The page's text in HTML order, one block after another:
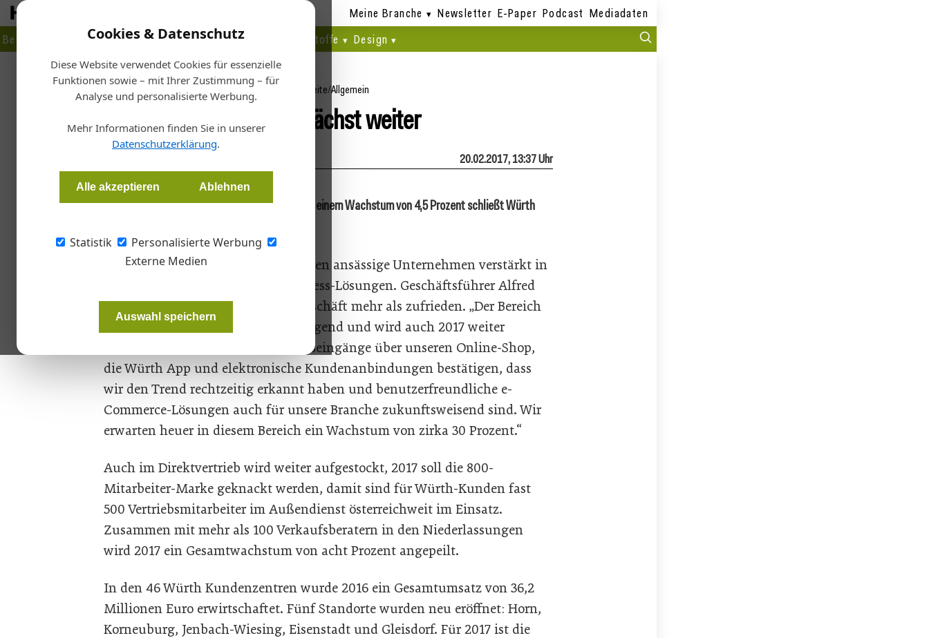
Cookies & Datenschutz
Diese Website verwendet Cookies für essenzielle
Funktionen sowie – mit Ihrer Zustimmung – für
Analyse und personalisierte Werbung.
Mehr Informationen finden Sie in unserer
Datenschutzerklärung.
Alle akzeptieren Ablehnen
Statistik
Personalisierte Werbung
Externe Medien
Auswahl speichern
Meine Branche Newsletter E-Paper Podcast Mediadaten
Betrieb
Planen Bauen Fertigen Bau- + Werkstoffe Design
Startseite/Allgemein
Würth wächst weiter
20.02.2017, 13:37 Uhr
Mit einem Umsatz von 185,5 Millionen Euro und einem Wachstum von 4,5 Prozent schließt Würth
2016 investierte das in Böheimkirchen ansässige Unternehmen verstärkt in
die Weiterentwicklung von e-Business-Lösungen. Geschäftsführer Alfred
Wurmbrand ist mit dem Online-Geschäft mehr als zufrieden. „Der Bereich
e-Business entwickelt sich hervorragend und wird auch 2017 weiter
ausgebaut. Die steigenden Auftragseingänge über unseren Online-Shop,
die Würth App und elektronische Kundenanbindungen bestätigen, dass
wir den Trend rechtzeitig erkannt haben und benutzerfreundliche e-
Commerce-Lösungen auch für unsere Branche zukunftsweisend sind. Wir
erwarten heuer in diesem Bereich ein Wachstum von zirka 30 Prozent.“
Auch im Direktvertrieb wird weiter aufgestockt, 2017 soll die 800-
Mitarbeiter-Marke geknackt werden, damit sind für Würth-Kunden fast
500 Vertriebsmitarbeiter im Außendienst österreichweit im Einsatz.
Zusammen mit mehr als 100 Verkaufsberatern in den Niederlassungen
wird 2017 ein Gesamtwachstum von acht Prozent angepeilt.
In den 46 Würth Kundenzentren wurde 2016 ein Gesamtumsatz von 36,2
Millionen Euro erwirtschaftet. Fünf Standorte wurden neu eröffnet: Horn,
Korneuburg, Jenbach-Wiesing, Eisenstadt und Gleisdorf. Für 2017 ist die